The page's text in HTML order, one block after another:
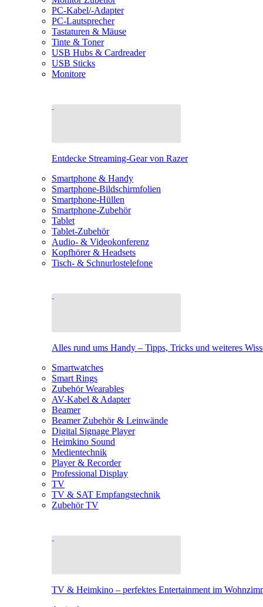
PC-Kabel/-Adapter
PC-Lautsprecher
Tastaturen & Mäuse
Tinte & Toner
USB Hubs & Cardreader
USB Sticks
Monitore
Entdecke Streaming-Gear von Razer
Smartphone & Handy
Smartphone-Bildschirmfolien
Smartphone-Hüllen
Smartphone-Zubehör
Tablet
Tablet-Zubehör
Audio- & Videokonferenz
Kopfhörer & Headsets
Tisch- & Schnurlostelefone
Alles rund ums Handy – Tipps, Tricks und weiteres
Smartwatches
Smart Rings
Zubehör Wearables
AV-Kabel & Adapter
Beamer
Beamer Zubehör & Leinwände
Digital Signage Player
Heimkino Sound
Medientechnik
Player & Recorder
Professional Display
TV
TV & SAT Empfangstechnik
Zubehör TV
TV & Heimkino – perfektes Entertainment im